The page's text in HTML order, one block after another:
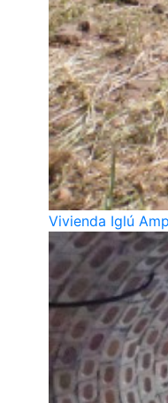
Vivienda Iglú